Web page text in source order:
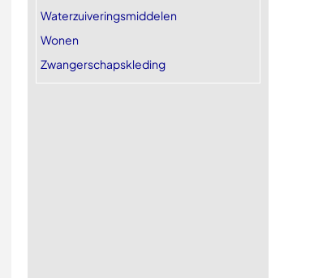
Waterzuiveringsmiddelen
Wonen
Zwangerschapskleding